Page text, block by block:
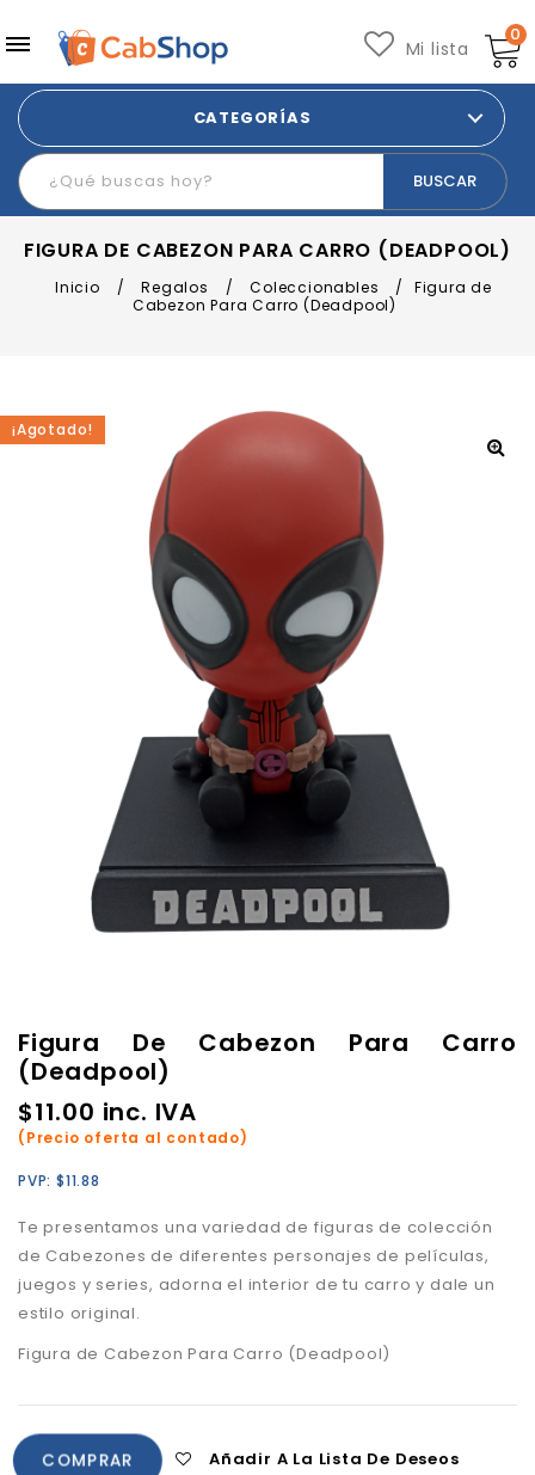
0
Mi lista
CATEGORÍAS
FIGURA DE CABEZON PARA CARRO (DEADPOOL)
Inicio / Regalos / Coleccionables /
Figura de
Cabezon Para Carro (Deadpool)
¡Agotado!
Figura De Cabezon Para Carro
(Deadpool)
$11.00 inc. IVA
(Precio oferta al contado)
PVP: $11.88
Te presentamos una variedad de figuras de colección
de Cabezones de diferentes personajes de películas,
juegos y series, adorna el interior de tu carro y dale un
estilo original.
Figura de Cabezon Para Carro (Deadpool)
COMPRAR Añadir A La Lista De Deseos